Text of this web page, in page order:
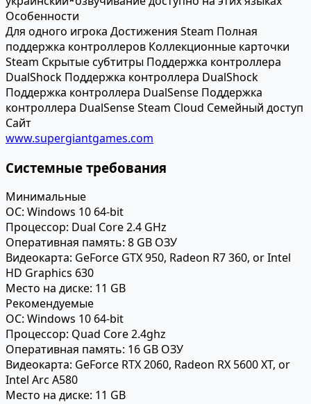
Особенности
Для одного игрока Достижения Steam Полная
поддержка контроллеров Коллекционные карточки
Steam Скрытые субтитры Поддержка контроллера
DualShock Поддержка контроллера DualShock
Поддержка контроллера DualSense Поддержка
контроллера DualSenseSteam Cloud Семейный доступ
Сайт
www.supergiantgames.com
Системные требования
Минимальные
ОС: Windows 10 64-bit
Процессор: Dual Core 2.4 GHz
Оперативная память: 8 GB ОЗУ
Видеокарта: GeForce GTX 950, Radeon R7 360, or Intel
HD Graphics 630
Место на диске: 11 GB
Рекомендуемые
ОС: Windows 10 64-bit
Процессор: Quad Core 2.4ghz
Оперативная память: 16 GB ОЗУ
Видеокарта: GeForce RTX 2060, Radeon RX 5600 XT, or
Intel Arc A580
Место на диске: 11 GB